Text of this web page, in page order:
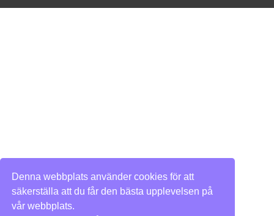
Denna webbplats använder cookies för att
säkerställa att du får den bästa upplevelsen på
vår webbplats.